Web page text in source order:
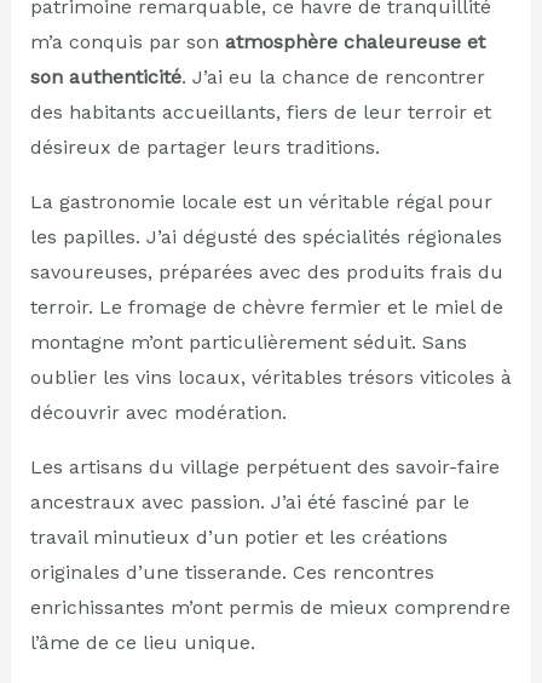
patrimoine remarquable, ce havre de tranquillité
m’a conquis par son atmosphère chaleureuse et
son authenticité. J’ai eu la chance de rencontrer
des habitants accueillants, fiers de leur terroir et
désireux de partager leurs traditions.
La gastronomie locale est un véritable régal pour
les papilles. J’ai dégusté des spécialités régionales
savoureuses, préparées avec des produits frais du
terroir. Le fromage de chèvre fermier et le miel de
montagne m’ont particulièrement séduit. Sans
oublier les vins locaux, véritables trésors viticoles à
découvrir avec modération.
Les artisans du village perpétuent des savoir-faire
ancestraux avec passion. J’ai été fasciné par le
travail minutieux d’un potier et les créations
originales d’une tisserande. Ces rencontres
enrichissantes m’ont permis de mieux comprendre
l’âme de ce lieu unique.